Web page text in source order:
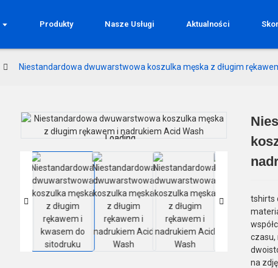
Produkty Nasze Usługi Aktualności
Niestandardowa dwuwarstwowa koszulka męska z długim
Loading...
Loading...
tshirts
czasu,
na